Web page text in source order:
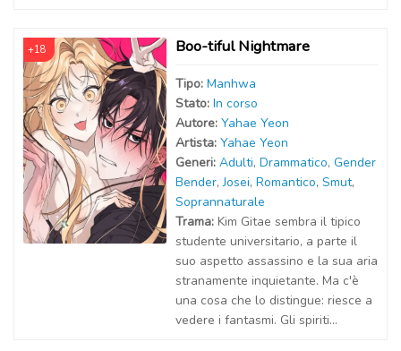
+18 Boo-tiful Nightmare
Tipo: Manhwa
Stato: In corso
Autore: Yahae Yeon
Artista: Yahae Yeon
Generi: Adulti, Drammatico, Gender
Bender,Josei, Romantico, Smut,
Soprannaturale
Trama: Kim Gitae sembra il tipico
studente universitario, a parte il
suo aspetto assassino e la sua aria
stranamente inquietante. Ma c'è
una cosa che lo distingue: riesce a
vedere i fantasmi. Gli spiriti...